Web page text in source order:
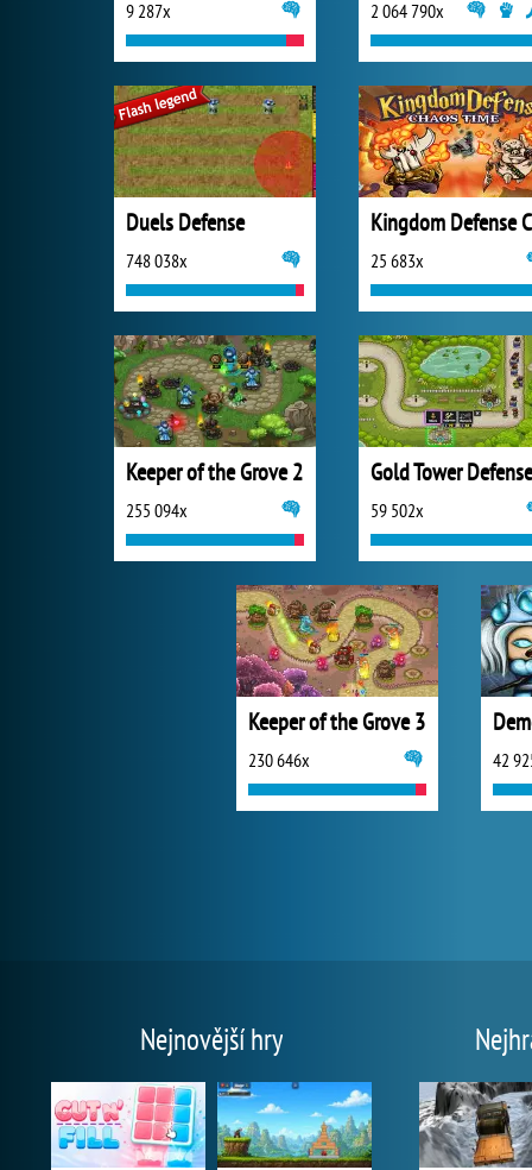
9 287x 2 064 790x
Duels Defense
748 038x 25 683x
Keeper of the Grove 2
255 094x
Gold Tower Defense
59 502x
Keeper of the Grove 3
230 646x 42
Nejnovější hry